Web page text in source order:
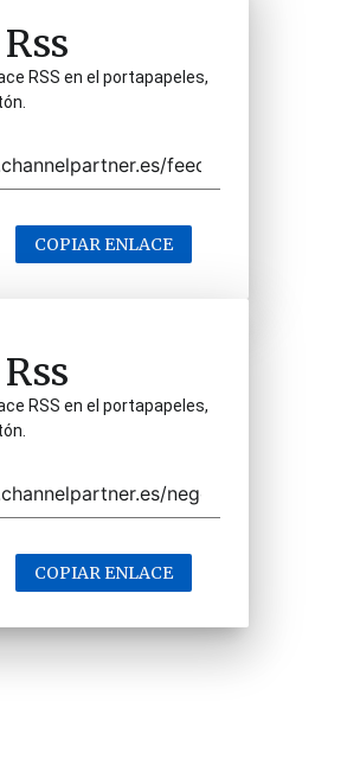
RSS en el portapapeles,
COPIAR ENLACE
RSS en el portapapeles,
COPIAR ENLACE